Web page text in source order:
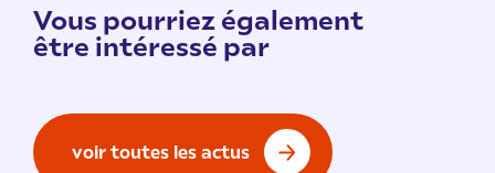
Vous pourriez également
être intéressé par
voir toutes les actus